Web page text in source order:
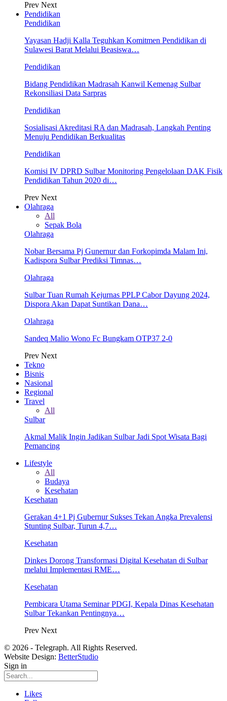
Prev Next
Pendidikan
Pendidikan
Yayasan Hadji Kalla Teguhkan Komitmen Pendidikan di
Sulawesi Barat Melalui Beasiswa…
Pendidikan
Bidang Pendidikan Madrasah Kanwil Kemenag Sulbar
Rekonsiliasi Data Sarpras
Pendidikan
Sosialisasi Akreditasi RA dan Madrasah, Langkah Penting
Menuju Pendidikan Berkualitas
Pendidikan
Komisi IV DPRD Sulbar Monitoring Pengelolaan DAK Fisik
Pendidikan Tahun 2020 di…
Prev Next
Olahraga
All
Sepak Bola
Olahraga
Nobar Bersama Pj Gunernur dan Forkopimda Malam Ini,
Kadispora Sulbar Prediksi Timnas…
Olahraga
Sulbar Tuan Rumah Kejurnas PPLP Cabor Dayung 2024,
Dispora Akan Dapat Suntikan Dana…
Olahraga
Sandeq Malio Wono Fc Bungkam OTP37 2-0
Prev Next
Tekno
Bisnis
Nasional
Regional
Travel
All
Sulbar
Akmal Malik Ingin Jadikan Sulbar Jadi Spot Wisata Bagi
Pemancing
Lifestyle
All
Budaya
Kesehatan
Kesehatan
Gerakan 4+1 Pj Gubernur Sukses Tekan Angka Prevalensi
Stunting Sulbar, Turun 4,7…
Kesehatan
Dinkes Dorong Transformasi Digital Kesehatan di Sulbar
melalui Implementasi RME…
Kesehatan
Pembicara Utama Seminar PDGI, Kepala Dinas Kesehatan
Sulbar Tekankan Pentingnya…
Prev Next
© 2026 - Telegraph. All Rights Reserved.
Website Design: BetterStudio
Sign in
Likes